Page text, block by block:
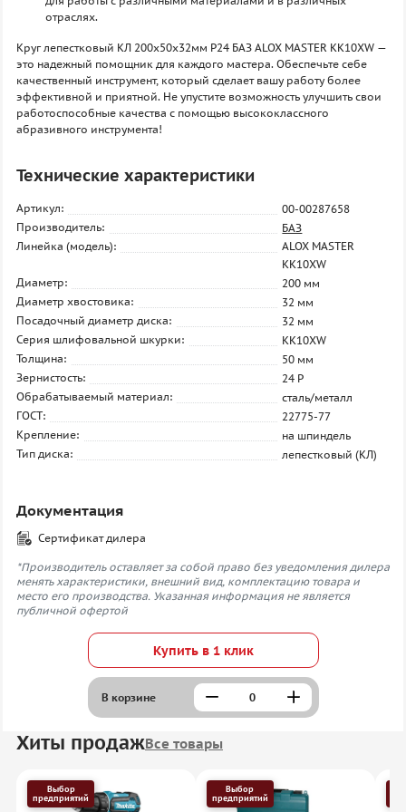
отраслях.
Круг лепестковый КЛ 200х50х32мм P24 БАЗ ALOX MASTER KK10XW —
это надежный помощник для каждого мастера. Обеспечьте себе
качественный инструмент, который сделает вашу работу более
эффективной и приятной. Не упустите возможность улучшить свои
работоспособные качества с помощью высококлассного
абразивного инструмента!
Технические характеристики
Артикул:
00-00287658
Производитель:
БАЗ
Линейка (модель):
ALOX MASTER
KK10XW
Диаметр:
200 мм
Диаметр хвостовика:
32 мм
Посадочный диаметр диска:
32 мм
Серия шлифовальной шкурки:
KK10XW
Толщина:
50 мм
Зернистость:
24 P
Обрабатываемый материал:
сталь/металл
ГОСТ:
22775-77
Крепление:
на шпиндель
Тип диска:
лепестковый (КЛ)
Документация
Сертификат дилера
*Производитель оставляет за собой право без уведомления дилера
менять характеристики, внешний вид, комплектацию товара и
место его производства. Указанная информация не является
публичной офертой
Купить в 1 клик
В корзине
Хиты продажВсе товары
Выбор
предприятий
Выбор
предприятий